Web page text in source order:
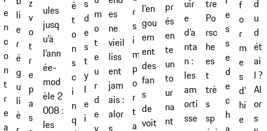
e
n
c
o
n
t
r
e
a
li
e
r
é
g
u
li
è
v
o
t
r
e
p
a
s
ules
jusq
u’à
l’ann
ée-
mod
èle 2
008 :
les
ê
t
o
n
s
c
i
n
q
s
d
e
s
t
y
l
e
i
m
o
t
e
u
r
d
e
es
ne
vieil
liss
ent
jam
ais :
alor
s
r
s
i
m
p
o
r
t
a
l’en
gou
em
ent
des
fan
s
de
voit
pr
és
en
te
un
to
ur
na
nt
uir
e
d’a
nta
n :
les
am
orti
sse
tre
Po
rsc
he
es
t
trè
s
sp
e
s
s
e
d
e
c
h
f
o
r
m
e
s
d’
hi
e
d
u
d
ét
ai
l ?
Al
or
s